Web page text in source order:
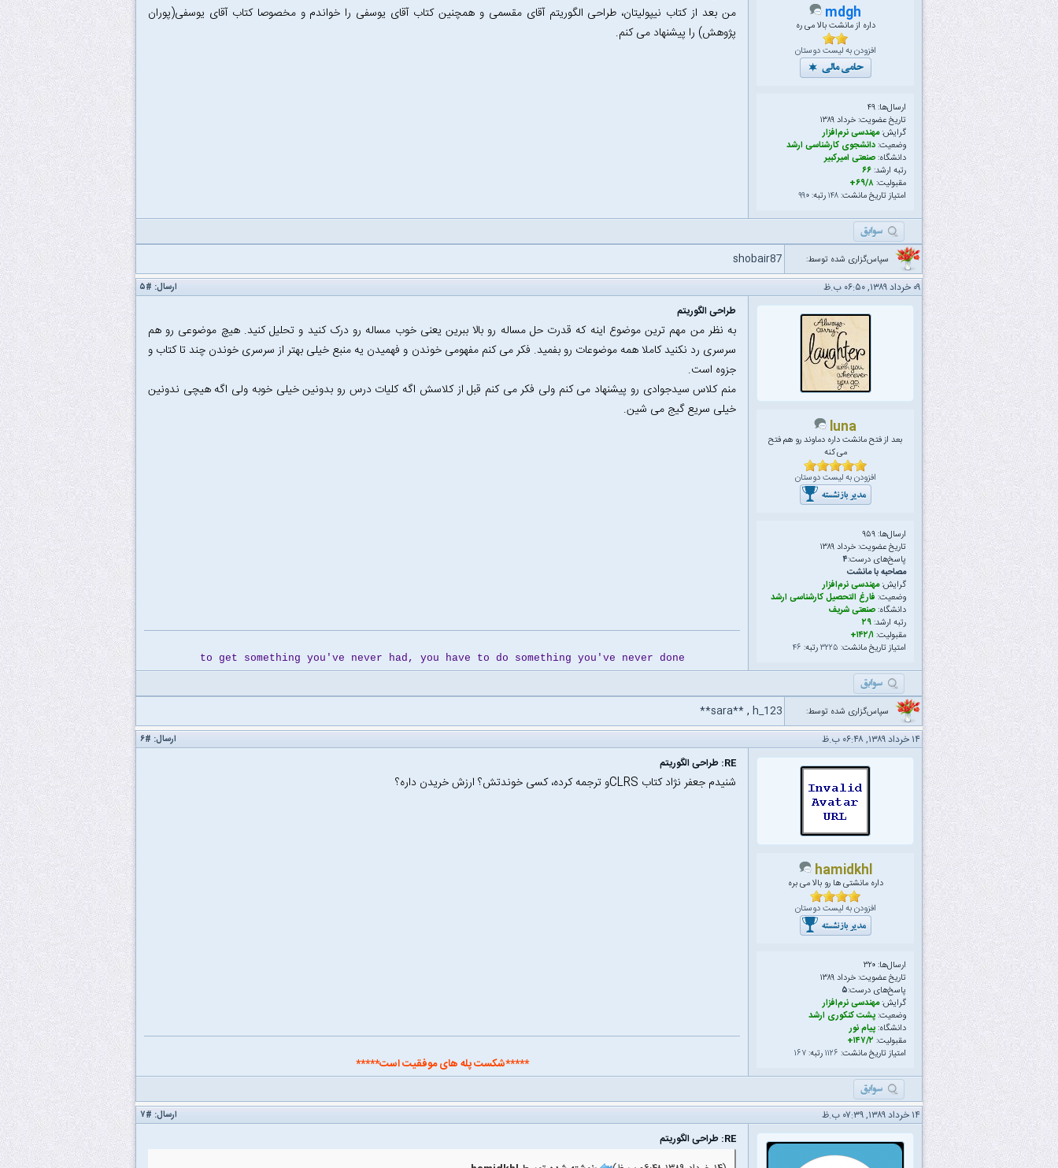
mdgh
داره از مانشت بالا می ره
افزودن به لیست دوستان
ارسال‌ها: ۴۹
تاریخ عضویت: خرداد ۱۳۸۹
گرایش:مهندسی نرم‌افزار
وضعیت:دانشجوی کارشناسی ارشد
دانشگاه:صنعتی امیرکبیر
رتبه ارشد:۶۶
مقبولیت: ۶۹/۸+
امتیاز تاریخ مانشت:۱۴۸رتبه:۹۹۰
من بعد از کتاب نیپولیتان، طراحی الگوریتم آقای مقسمی و همچنین کتاب آقای یوسفی را خواندم و مخصوصا کتاب آقای یوسفی(پوران
پژوهش) را پیشنهاد می کنم.
سپاس‌گزاری شده توسط: shobair87
ارسال: #۵ ۰۹ خرداد ۱۳۸۹, ۰۶:۵۰ ب.ظ
luna
بعد از فتح مانشت داره دماوند رو هم فتح
می کنه
افزودن به لیست دوستان
ارسال‌ها: ۹۵۹
تاریخ عضویت: خرداد ۱۳۸۹
پاسخ‌های درست:۴
مصاحبه با مانشت
گرایش:مهندسی نرم‌افزار
وضعیت: فارغ التحصیل کارشناسی ارشد
دانشگاه:صنعتی شریف
رتبه ارشد:۲۹
مقبولیت: ۱۴۲/۱+
امتیاز تاریخ مانشت: ۳۲۲۵رتبه: ۴۶
طراحی الگوریتم
به نظر من مهم ترین موضوع اینه که قدرت حل مساله رو بالا ببرین یعنی خوب مساله رو درک کنید و تحلیل کنید. هیچ موضوعی رو هم
سرسری رد نکنید کاملا همه موضوعات رو بفمید. فکر می کنم مفهومی خوندن و فهمیدن یه منبع خیلی بهتر از سرسری خوندن چند تا کتاب و
جزوه است.
منم کلاس سیدجوادی رو پیشنهاد می کنم ولی فکر می کنم قبل از کلاسش اگه کلیات درس رو بدونین خیلی خوبه ولی اگه هیچی ندونین
خیلی سریع گیج می شین.
to get something you've never had, you have to do something you've never done
سپاس‌گزاری شده توسط: h_123
,
**sara**
ارسال: #۶ ۱۴ خرداد ۱۳۸۹, ۰۶:۴۸ ب.ظ
hamidkhl
داره مانشتی ها رو بالا می بره
افزودن به لیست دوستان
ارسال‌ها: ۳۲۰
تاریخ عضویت: خرداد ۱۳۸۹
پاسخ‌های درست:۵
گرایش:مهندسی نرم‌افزار
وضعیت:پشت کنکوری ارشد
دانشگاه:پیام نور
مقبولیت: ۱۴۷/۲+
امتیاز تاریخ مانشت: ۱۱۲۶رتبه:۱۶۷
RE: طراحی الگوریتم
شنیدم جعفر نژاد کتاب CLRSو ترجمه کرده، کسی خوندتش؟ ارزش خریدن داره؟
*****شکست پله های موفقیت است*****
ارسال: #۷
۱۴ خرداد ۱۳۸۹, ۰۷:۳۹ ب.ظ
RE: طراحی الگوریتم